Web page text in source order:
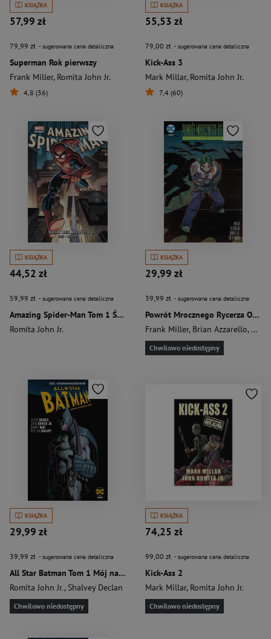
KSIĄŻKA
57,99 zł
79,99 zł - sugerowana cena detaliczna
Superman Rok pierwszy
Frank Miller, Romita John Jr.
4,8 (36)
KSIĄŻKA
55,53 zł
79,00 zł - sugerowana cena detaliczna
Kick-Ass 3
Mark Millar, Romita John Jr.
7,4 (60)
KSIĄŻKA
44,52 zł
59,99 zł - sugerowana cena detaliczna
Amazing Spider-Man Tom 1 Świat bez miłości
Romita John Jr.
KSIĄŻKA
29,99 zł
39,99 zł - sugerowana cena detaliczna
Powrót Mrocznego Rycerza Ostatnia krucjata (prequel, 2016)
Frank Miller, Brian Azzarello,
Chwilowo niedostępny
KSIĄŻKA
29,99 zł
39,99 zł - sugerowana cena detaliczna
All Star Batman Tom 1 Mój największy wróg
Romita John Jr., Shalvey Declan
Chwilowo niedostępny
KSIĄŻKA
74,25 zł
99,00 zł - sugerowana cena detaliczna
Kick-Ass 2
Mark Millar, Romita John Jr.
Chwilowo niedostępny